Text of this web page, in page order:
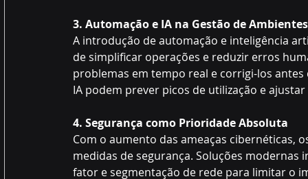
3. Automação e IA na Gestão de Ambientes
A introdução de automação e inteligência
de simplificar operações e reduzir erros
problemas em tempo real e corrigi-los
IA podem prever picos de utilização e
4. Segurança como Prioridade Absoluta
Com o aumento das ameaças cibernéticas,
medidas de segurança. Soluções
fator e segmentação de rede para limitar o